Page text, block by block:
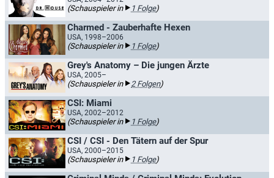
(Schauspieler in 1 Folge)
Charmed - Zauberhafte Hexen
USA, 1998–2006
(Schauspieler in 1 Folge)
Grey's Anatomy – Die jungen Ärzte
USA, 2005–
(Schauspieler in 2 Folgen)
CSI: Miami
USA, 2002–2012
(Schauspieler in 1 Folge)
CSI / CSI - Den Tätern auf der Spur
USA, 2000–2015
(Schauspieler in 1 Folge)